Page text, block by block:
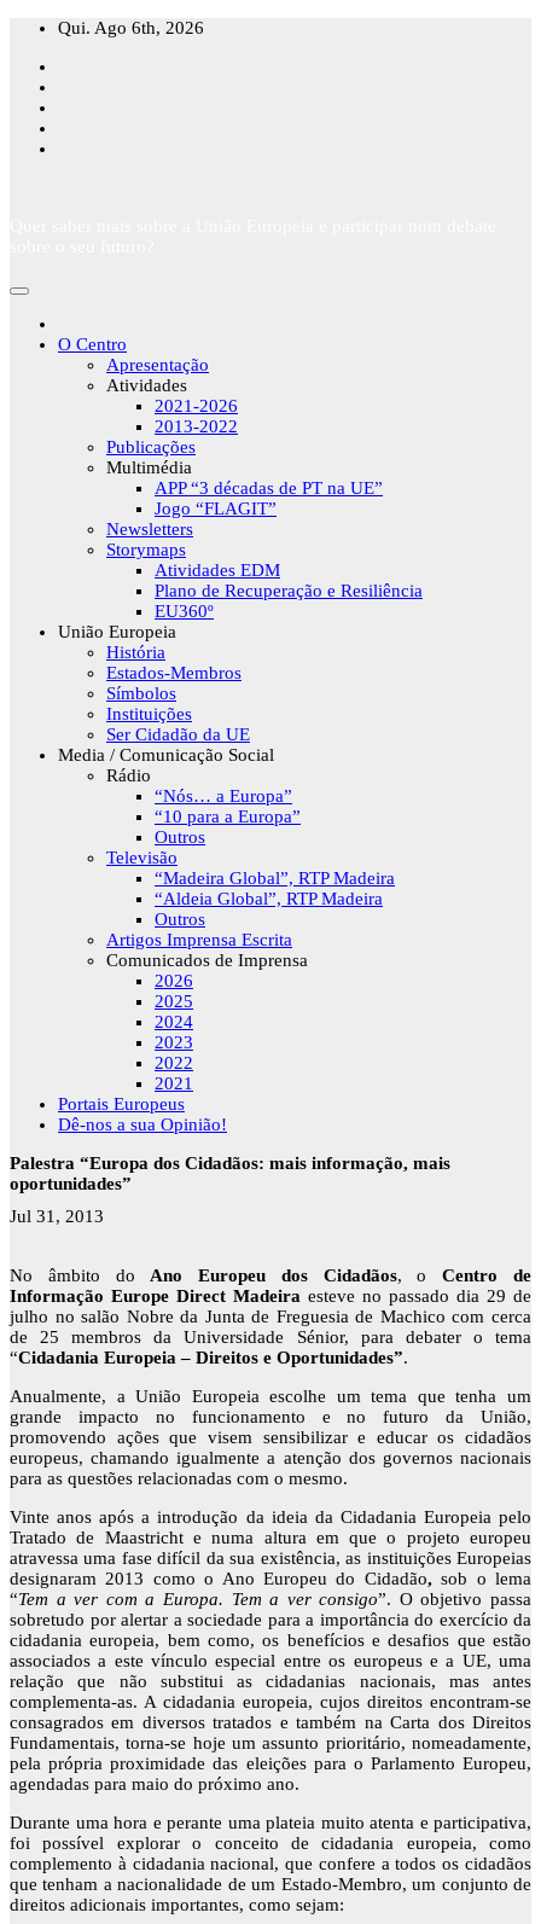
Skip
content
Qui. Ago 6th, 2026
O Centro
Apresentação
Atividades
2021-2026
2013-2022
Publicações
Multimédia
APP “3 décadas de PT na UE”
Jogo “FLAGIT”
Newsletters
Storymaps
Atividades EDM
Plano de Recuperação e Resiliência
EU360º
União Europeia
História
Estados-Membros
Símbolos
Instituições
Ser Cidadão da UE
Media / Comunicação Social
Rádio
“Nós… a Europa”
“10 para a Europa”
Outros
Televisão
“Madeira Global”, RTP Madeira
“Aldeia Global”, RTP Madeira
Outros
Artigos Imprensa Escrita
Comunicados de Imprensa
2026
2025
2024
2023
2022
2021
Portais Europeus
Dê-nos a sua Opinião!
Palestra “Europa dos Cidadãos: mais informação, mais
oportunidades”
Jul 31, 2013
No âmbito do Ano Europeu dos Cidadãos, oCentro de
Informação Europe Direct Madeira esteve no passado dia 29 de
julho no salão Nobre da Junta de Freguesia de Machico com cerca
de 25 membros da Universidade Sénior, para debater o tema
“Cidadania Europeia – Direitos e Oportunidades”.
Anualmente, a União Europeia escolhe um tema que tenha um
grande impacto no funcionamento e no futuro da União,
promovendo ações que visem sensibilizar e educar os cidadãos
europeus, chamando igualmente a atenção dos governos nacionais
para as questões relacionadas com o mesmo.
Vinte anos após a introdução da ideia da Cidadania Europeia pelo
Tratado de Maastricht e numa altura em que o projeto europeu
atravessa uma fase difícil da sua existência, as instituições Europeias
designaram 2013 como o Ano Europeu do Cidadão,sob o lema
“Tem a ver com a Europa. Tem a ver consigo”. O objetivo passa
sobretudo por alertar a sociedade para a importância do exercício da
cidadania europeia, bem como, os benefícios e desafios que estão
associados a este vínculo especial entre os europeus e a UE, uma
relação que não substitui as cidadanias nacionais, mas antes
complementa-as. A cidadania europeia, cujos direitos encontram-se
consagrados em diversos tratados e também na Carta dos Direitos
Fundamentais, torna-se hoje um assunto prioritário, nomeadamente,
pela própria proximidade das eleições para o Parlamento Europeu,
agendadas para maio do próximo ano.
Durante uma hora e perante uma plateia muito atenta e participativa,
foi possível explorar o conceito de
cidadania europeia, como
complemento à cidadania nacional, que confere a todos os cidadãos
que tenham a nacionalidade de um Estado-Membro, um conjunto de
direitos adicionais importantes, como sejam: